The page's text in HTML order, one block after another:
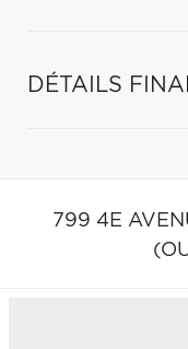
DÉTAILS
799 4E